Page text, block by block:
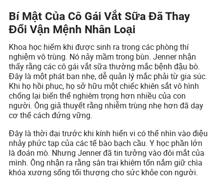
Bí Mật Của Cô Gái Vắt Sữa Đã Thay
Đổi Vận Mệnh Nhân Loại
Khoa học hiếm khi được sinh ra trong các phòng thí
nghiệm vô trùng. Nó nảy mầm trong bùn. Jenner nhận
thấy rằng các cô gái vắt sữa thường mắc bệnh đậu bò.
Đây là một phát ban nhẹ, dễ quản lý mắc phải từ gia súc.
Khi họ hồi phục, họ sở hữu một chiếc khiên sắt vô hình
chống lại biến thể nghiêm trọng hơn nhiều của con
người. Ông giả thuyết rằng nhiễm trùng nhẹ hơn đã dạy
cơ thể cách đứng vững.
Đây là thời đại trước khi kính hiển vi có thể nhìn vào điệu
nhảy phức tạp của các tế bào bạch cầu. Y học phần lớn
là đoán mò. Nhưng Jenner đã tin tưởng vào đôi mắt của
mình. Ông nhận ra rằng sân trại khiêm tốn nắm giữ chìa
khóa xương sống tối thượng cho sức khỏe con người.